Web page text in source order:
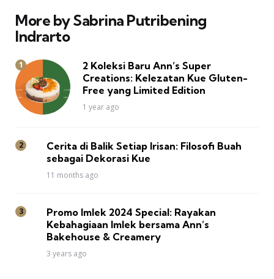
More by Sabrina Putribening
Indrarto
2 Koleksi Baru Ann’s Super
Creations: Kelezatan Kue Gluten-
Free yang Limited Edition
1 year ago
Cerita di Balik Setiap Irisan: Filosofi Buah
sebagai Dekorasi Kue
11 months ago
Promo Imlek 2024 Special: Rayakan
Kebahagiaan Imlek bersama Ann’s
Bakehouse & Creamery
3 years ago